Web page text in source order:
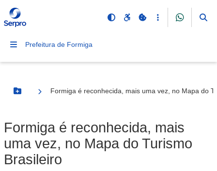
Prefeitura de Formiga
Botão Menu
Formiga é reconhecida, mais uma vez, no Mapa do
Formiga é reconhecida, mais
uma vez, no Mapa do Turismo
Brasileiro